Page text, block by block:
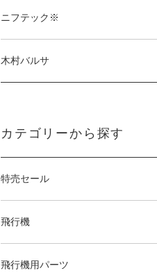
ニフテック※
木村バルサ
カテゴリーから探す
特売セール
飛行機
飛行機用パーツ